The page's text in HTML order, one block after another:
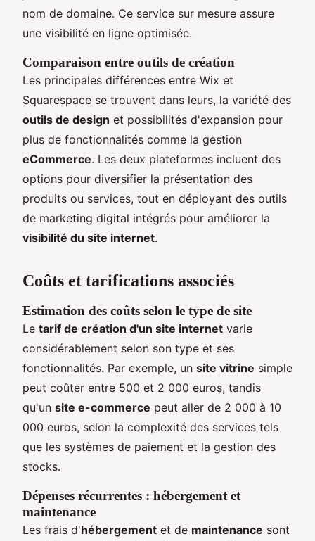
nom de domaine. Ce service sur mesure assure
une visibilité en ligne optimisée.
Comparaison entre outils de création
Les principales différences entre Wix et
Squarespace se trouvent dans leurs, la variété des
outils de design et possibilités d'expansion pour
plus de fonctionnalités comme la gestion
eCommerce. Les deux plateformes incluent des
options pour diversifier la présentation des
produits ou services, tout en déployant des outils
de marketing digital intégrés pour améliorer la
visibilité du site internet.
Coûts et tarifications associés
Estimation des coûts selon le type de site
Le tarif de création d'un site internet varie
considérablement selon son type et ses
fonctionnalités. Par exemple, un site vitrine simple
peut coûter entre 500 et 2 000 euros, tandis
qu'un site e-commerce peut aller de 2 000 à 10
000 euros, selon la complexité des services tels
que les systèmes de paiement et la gestion des
stocks.
Dépenses récurrentes : hébergement et
maintenance
Les frais d'hébergement et de maintenance sont